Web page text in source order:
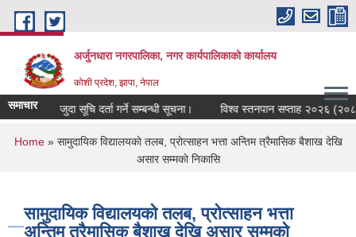
Skip to main content
अर्जुनधारा नगरपालिका, नगर कार्यपालिकाको कार्यालय
कोशी प्रदेश, झापा, नेपाल
समाचार मौजुदा सूचि दर्ता गर्ने सम्बन्धी सूचना। विश्व स्तनपान सप्ताह २०२६
You are here
Home» सामुदायिक विद्यालयकाे तलब, प्राेत्साहन भत्ता अन्तिम त्रैमासिक बैशाख देखि
असार सम्मकाे निकासि
सामुदायिक विद्यालयकाे तलब, प्राेत्साहन भत्ता
अन्तिम त्रैमासिक बैशाख देखि असार सम्मकाे